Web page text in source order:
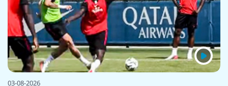
03-08-2026